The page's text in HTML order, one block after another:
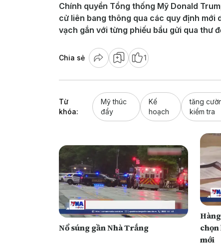
Chính quyền Tổng thống Mỹ Donald
cử liên bang thông qua các quy định mới
vạch gắn với từng phiếu bầu gửi qua thư
Chia sẻ 1
Từ
khóa:
Mỹ thúc
đẩy
Kế
hoạch
tăng
kiểm tra
Nổ súng gần Nhà Trắng
mới